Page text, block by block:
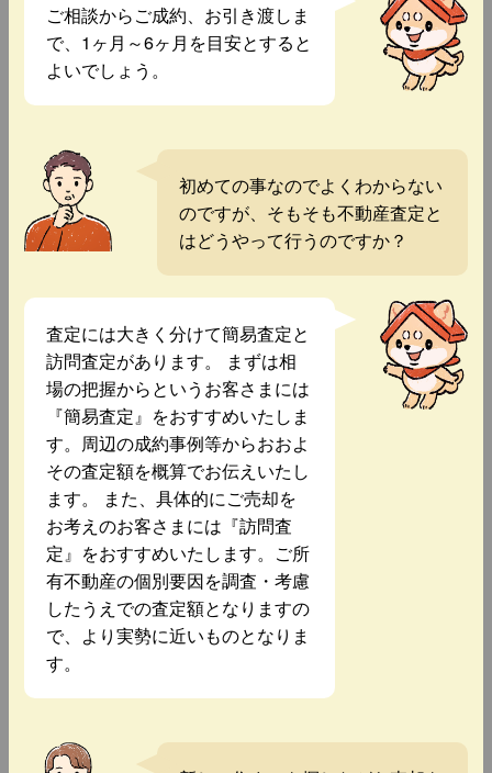
ご相談からご成約、お引き渡しま
で、1ヶ月～6ヶ月を目安とすると
よいでしょう。
初めての事なのでよくわからない
のですが、そもそも不動産査定と
はどうやって行うのですか？
査定には大きく分けて簡易査定と
訪問査定があります。 まずは相
場の把握からというお客さまには
『簡易査定』をおすすめいたしま
す。周辺の成約事例等からおおよ
その査定額を概算でお伝えいたし
ます。 また、具体的にご売却を
お考えのお客さまには『訪問査
定』をおすすめいたします。ご所
有不動産の個別要因を調査・考慮
したうえでの査定額となりますの
で、より実勢に近いものとなりま
す。